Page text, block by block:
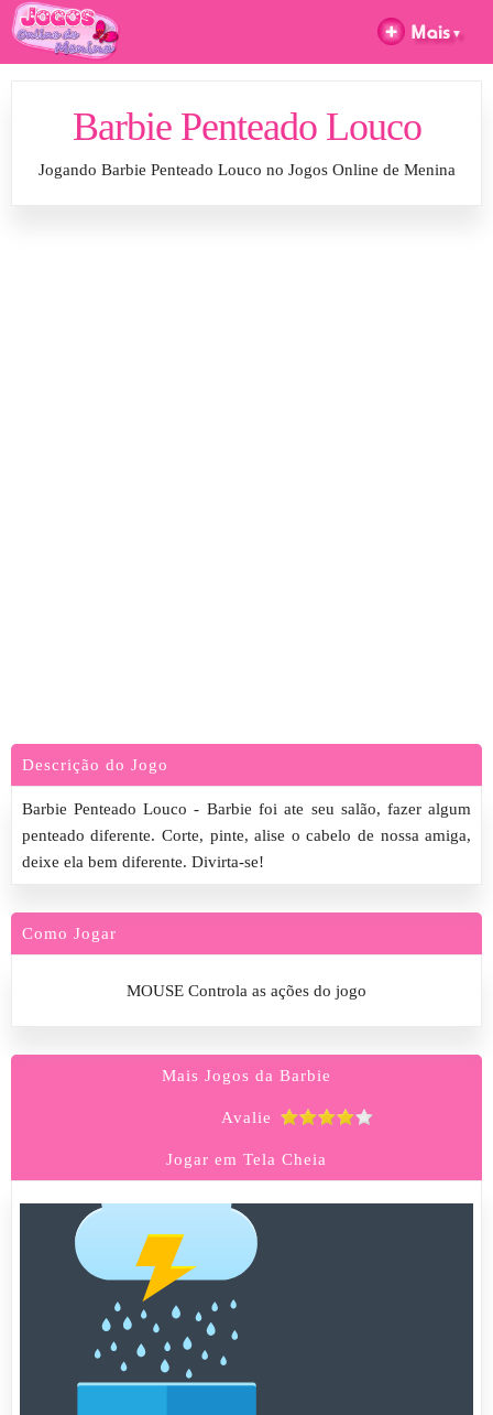
Barbie Penteado Louco
Jogando Barbie Penteado Louco no Jogos Online de Menina
Descrição do Jogo
Barbie Penteado Louco - Barbie foi ate seu salão, fazer algum
penteado diferente. Corte, pinte, alise o cabelo de nossa amiga,
deixe ela bem diferente. Divirta-se!
Como Jogar
MOUSE Controla as ações do jogo
Mais Jogos da Barbie
Avalie
Jogar em Tela Cheia